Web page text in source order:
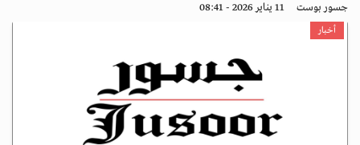
جسور بوست 11 يناير 2026 - 08:41
أخبار